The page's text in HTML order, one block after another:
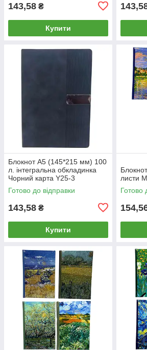
143,58 ₴
Купити
Блокнот А5 (145*215 мм) 100
л. інтегральна обкладинка
Чорний карта Y25-3
Готово до відправки
143,58 ₴
Купити
листи
Готово